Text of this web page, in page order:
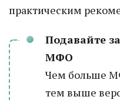
практическим
Подавайте
МФО
Чем больше
тем выше